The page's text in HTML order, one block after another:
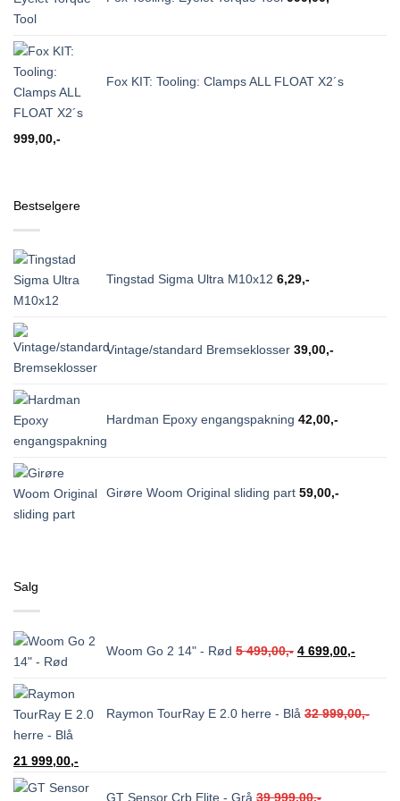
Fox KIT: Tooling: Clamps ALL FLOAT X2´s
999,00,-
Bestselgere
Tingstad Sigma Ultra M10x12 6,29,-
Vintage/standard Bremseklosser 39,00,-
Hardman Epoxy engangspakning 42,00,-
Girøre Woom Original sliding part 59,00,-
Salg
Woom Go 2 14" - Rød 5 499,00,- pris
499,00,-.
4 699,00,-pris
Raymon TourRay E 2.0 herre - Blå 32 999,00,-
Opprinnelig
pris
21 999,00,-Nåværende
GT Sensor Crb Elite - Grå 39 999,00,-